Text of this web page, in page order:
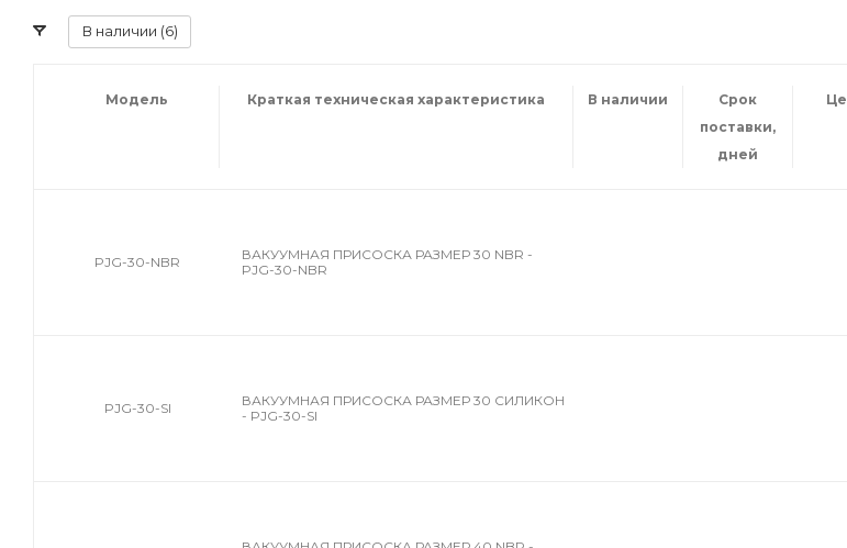
В наличии (6)
Модель Краткая техническая характеристика В наличии
Срок
поставки,
дней
PJG-30-NBR
ВАКУУМНАЯ ПРИСОСКА РАЗМЕР 30 NBR -
PJG-30-NBR
PJG-30-SI
ВАКУУМНАЯ ПРИСОСКА РАЗМЕР 30 СИЛИКОН
- PJG-30-SI